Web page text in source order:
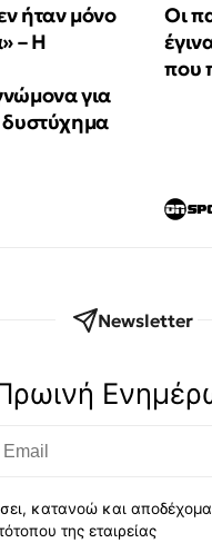
ήταν μόνο
– Η
για
Οι
που
Newsletter
κατανοώ και
της εταιρείας